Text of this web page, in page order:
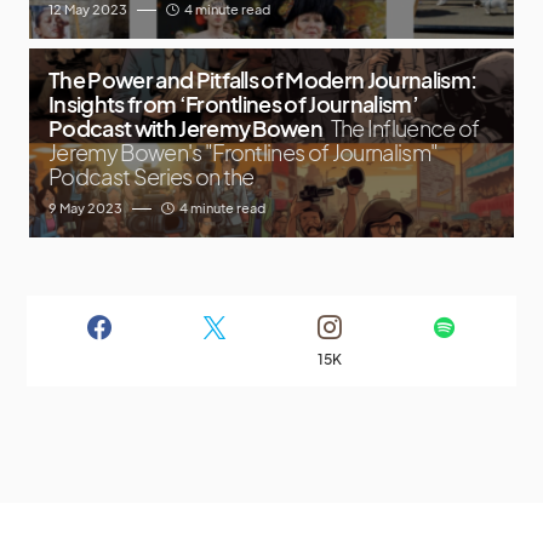
12 May 2023 4 minute read
The Power and Pitfalls of Modern Journalism:
Insights from ‘Frontlines of Journalism’
Podcast with Jeremy Bowen The Influence of
Jeremy Bowen's "Frontlines of Journalism"
Podcast Series on the
9 May 2023 4 minute read
15K